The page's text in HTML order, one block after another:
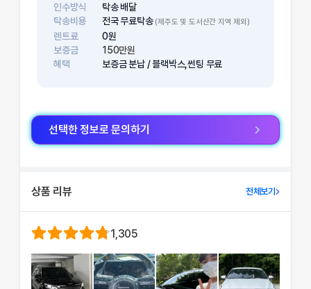
인수방식
탁송 배달
탁송비용
전국 무료탁송 (제주도 및 도서산간 지역 제외)
렌트료 0원
보증금
150만원
혜택
보증금 분납 / 블랙박스,썬팅 무료
선택한 정보로 문의하기
상품 리뷰 전체보기
1,305